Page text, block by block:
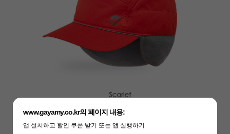
www.gayamy.co.kr의 페이지 내용:
앱 설치하고 할인 쿠폰 받기 또는 앱 실행하기